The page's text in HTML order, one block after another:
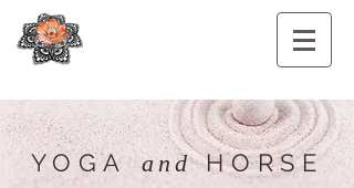
YOGAandHORSE